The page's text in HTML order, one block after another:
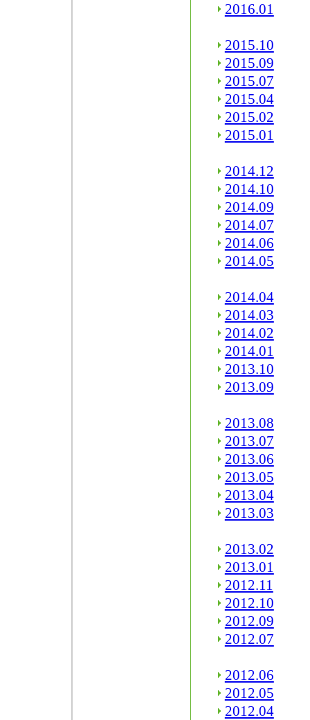
2016.01
2015.10
2015.09
2015.07
2015.04
2015.02
2015.01
2014.12
2014.10
2014.09
2014.07
2014.06
2014.05
2014.04
2014.03
2014.02
2014.01
2013.10
2013.09
2013.08
2013.07
2013.06
2013.05
2013.04
2013.03
2013.02
2013.01
2012.11
2012.10
2012.09
2012.07
2012.06
2012.05
2012.04